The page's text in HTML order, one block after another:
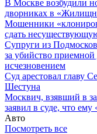
В Москве возбудили
дворниках в
Мошенники
сдать
Супруги из
за убийство приемной
исчезновением
Суд арестовал главу
Шестуна
Москвич, взявший в
заявил в суде, что ему
Авто
Посмотреть все